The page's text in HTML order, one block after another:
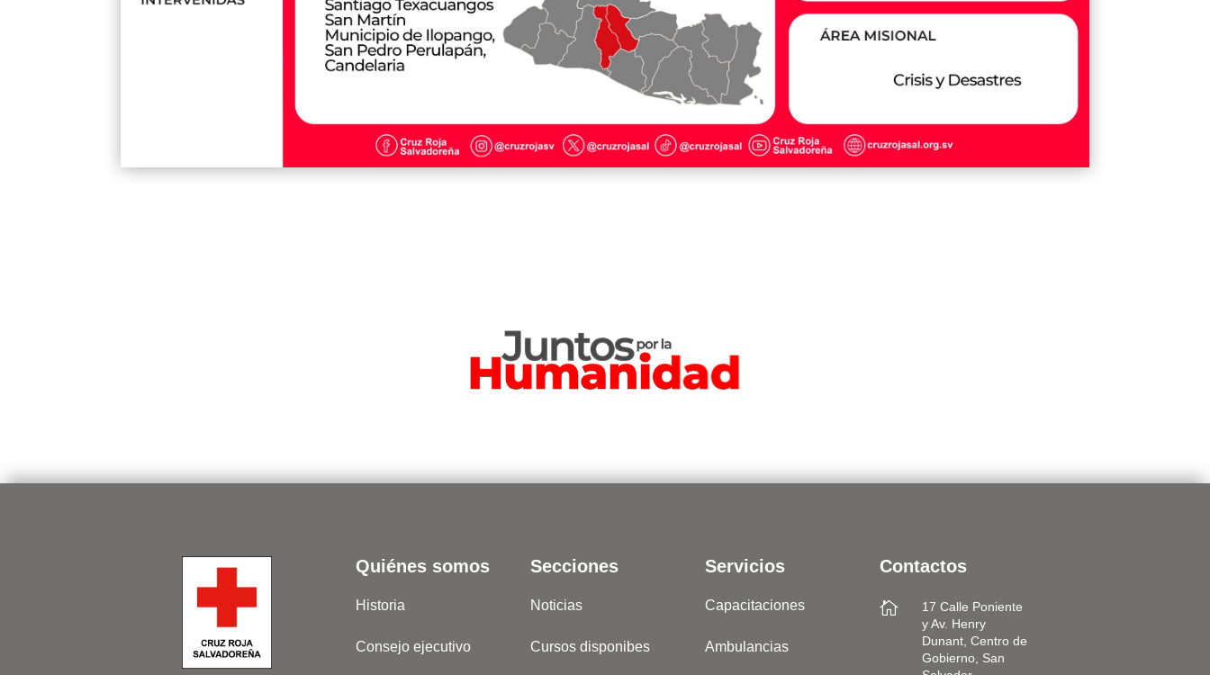
Quiénes somos
Historia
Consejo ejecutivo
Secciones
Noticias
Cursos disponibes
Servicios
Capacitaciones
Ambulancias
Contactos

17 Calle Poniente
y Av. Henry
Dunant, Centro de
Gobierno, San